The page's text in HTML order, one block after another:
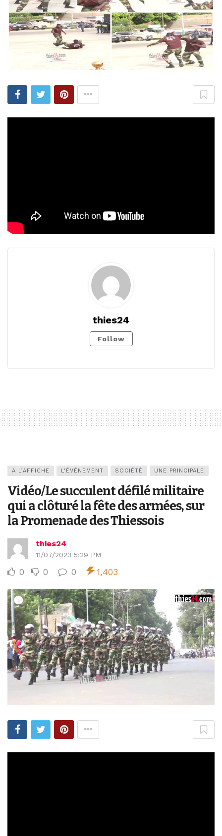
thies24
Follow
A L’AFFICHE L'ÉVÉNEMENT SOCIÉTÉ UNE PRINCIPALE
Vidéo/Le succulent défilé militaire
qui a clôturé la fête des armées, sur
la Promenade des Thiessois
thies24
11/07/2023 5:29 PM
0 0 0 1,403